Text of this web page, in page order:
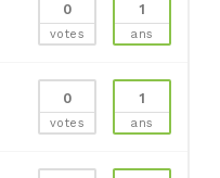
0
votes
1
ans
0
votes
1
ans